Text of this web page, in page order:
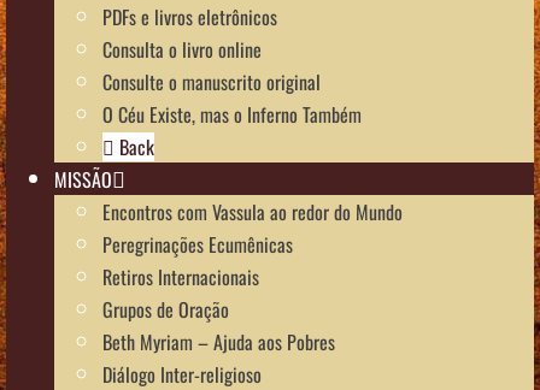
PDFs e livros eletrônicos
Consulta o livro online
Consulte o manuscrito original
O Céu Existe, mas o Inferno Também
Back
MISSÃO
Encontros com Vassula ao redor do Mundo
Peregrinações Ecumênicas
Retiros Internacionais
Grupos de Oração
Beth Myriam – Ajuda aos Pobres
Diálogo Inter-religioso